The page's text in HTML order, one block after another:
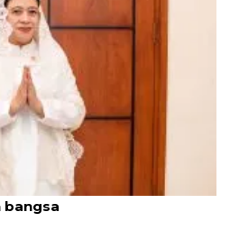
jadi momen eratkan
bangsa